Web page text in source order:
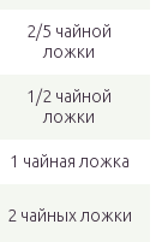
2/5 чайной
ложки
1/2 чайной
ложки
1 чайная ложка
2 чайных ложки